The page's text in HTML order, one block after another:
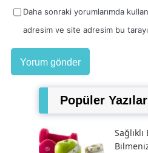
Daha sonraki yorumlarımda
adresim ve site adresim bu
Popüler Yazılar